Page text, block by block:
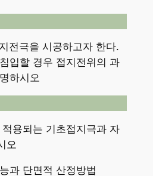
전극을 시공하고자 한다.
입할 경우 접지전위의 과
하시오
용되는 기초접지극과 자
오
과 단면적 산정방법